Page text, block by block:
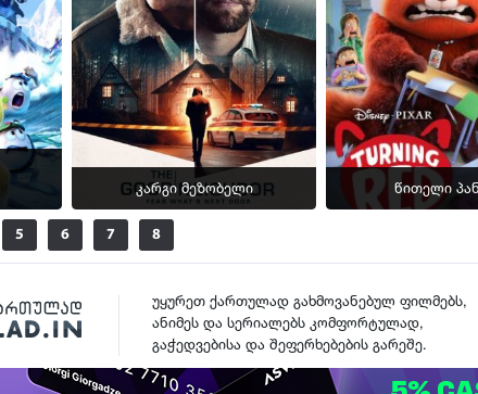
კარგი მეზობელი წითელი
5 6 7 8
უყურეთ ქართულად გახმოვანებულ ფილმებს,
ანიმეს და სერიალებს კომფორტულად,
გაჭედვებისა და შეფერხებების გარეშე.